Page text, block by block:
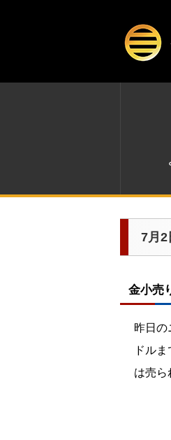
7月2
金小売
昨日の
ドル
は売ら